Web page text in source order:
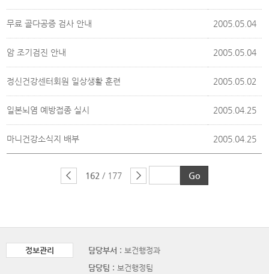
무료 골다공증 검사 안내 2005.05.04
암 조기검진 안내 2005.05.04
정신건강센터회원 일상생활 훈련 2005.05.02
일본뇌염 예방접종 실시 2005.04.25
마니건강소식지 배부 2005.04.25
162 / 177
정보관리 담당부서 : 보건행정과
담당팀 : 보건행정팀